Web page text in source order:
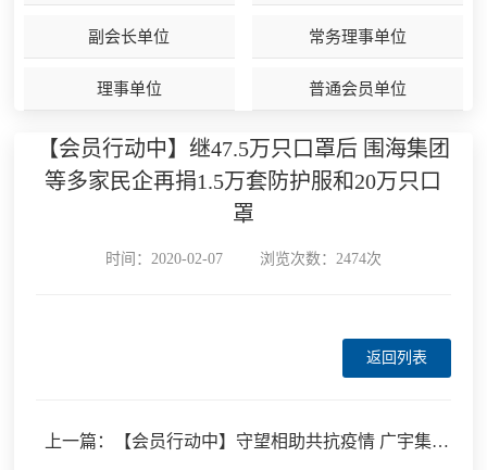
副会长单位 常务理事单位
理事单位 普通会员单位
【会员行动中】继47.5万只口罩后 围海集团
等多家民企再捐1.5万套防护服和20万只口
罩
时间：2020-02-07 浏览次数：2474次
返回列表
上一篇：【会员行动中】守望相助共抗疫情 广宇集团大爱无疆